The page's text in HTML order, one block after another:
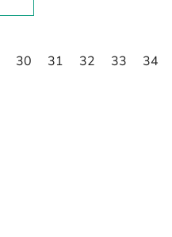
30 31 32 33 34